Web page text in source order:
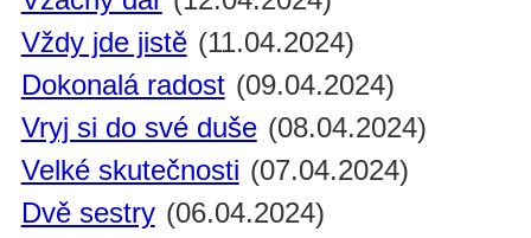
Vždy jde jistě (11.04.2024)
Dokonalá radost (09.04.2024)
Vryj si do své duše (08.04.2024)
Velké skutečnosti (07.04.2024)
Dvě sestry (06.04.2024)